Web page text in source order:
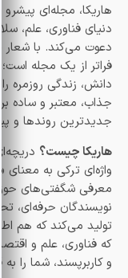
هاریکا، مجله‌ای
دنیای فناوری، علم،
دعوت می‌کند. با شعار
فراتر از یک مجله
دانش، زندگی روزمره
جذاب، معتبر و ساده
جدیدترین روندها و
هاریکا چیست؟
واژه‌ای ترکی به معنای
معرفی شگفتی‌های
نویسندگان حرفه‌ای،
تولید می‌کند که هم
که فناوری، علم و
و کاربرپسند، شما را